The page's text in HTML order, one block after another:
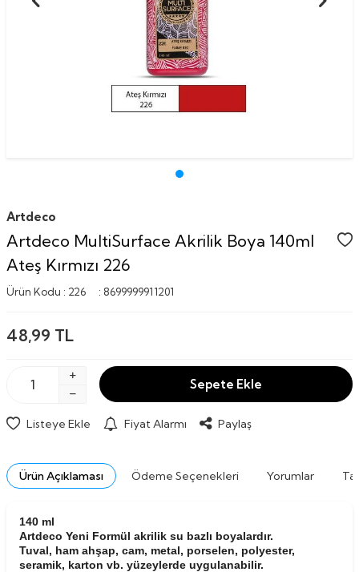
Artdeco
Artdeco MultiSurface Akrilik Boya 140ml
Ateş Kırmızı 226
Ürün Kodu : 226 : 8699999911201
48,99 TL
Sepete Ekle
Listeye Ekle Fiyat Alarmı Paylaş
Ürün Açıklaması Ödeme Seçenekleri Yorumlar
140 ml
Artdeco Yeni Formül akrilik su bazlı boyalardır.
Tuval, ham ahşap, cam, metal, porselen, polyester,
seramik, karton vb. yüzeylerde uygulanabilir.